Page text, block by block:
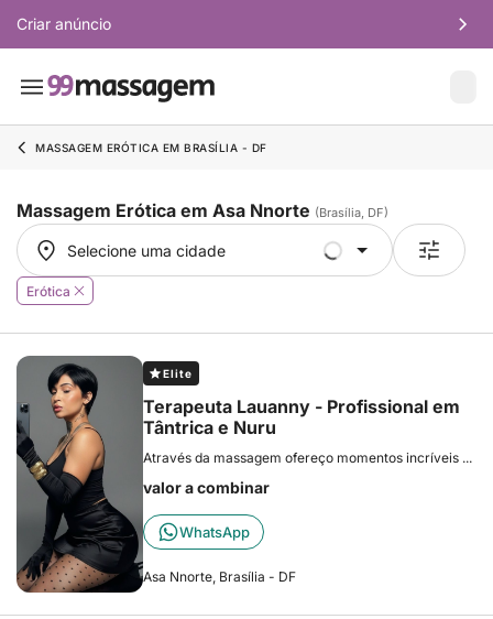
Criar anúncio
MASSAGEM ERÓTICA EM BRASÍLIA - DF
Massagem Erótica em Asa Nnorte (Brasília, DF)
Selecione uma cidade
Selecione uma cidade
Erótica
Elite
Terapeuta Lauanny - Profissional em
Tântrica e Nuru
Através da massagem ofereço momentos incríveis ...
valor a combinar
WhatsApp
Asa Nnorte, Brasília - DF